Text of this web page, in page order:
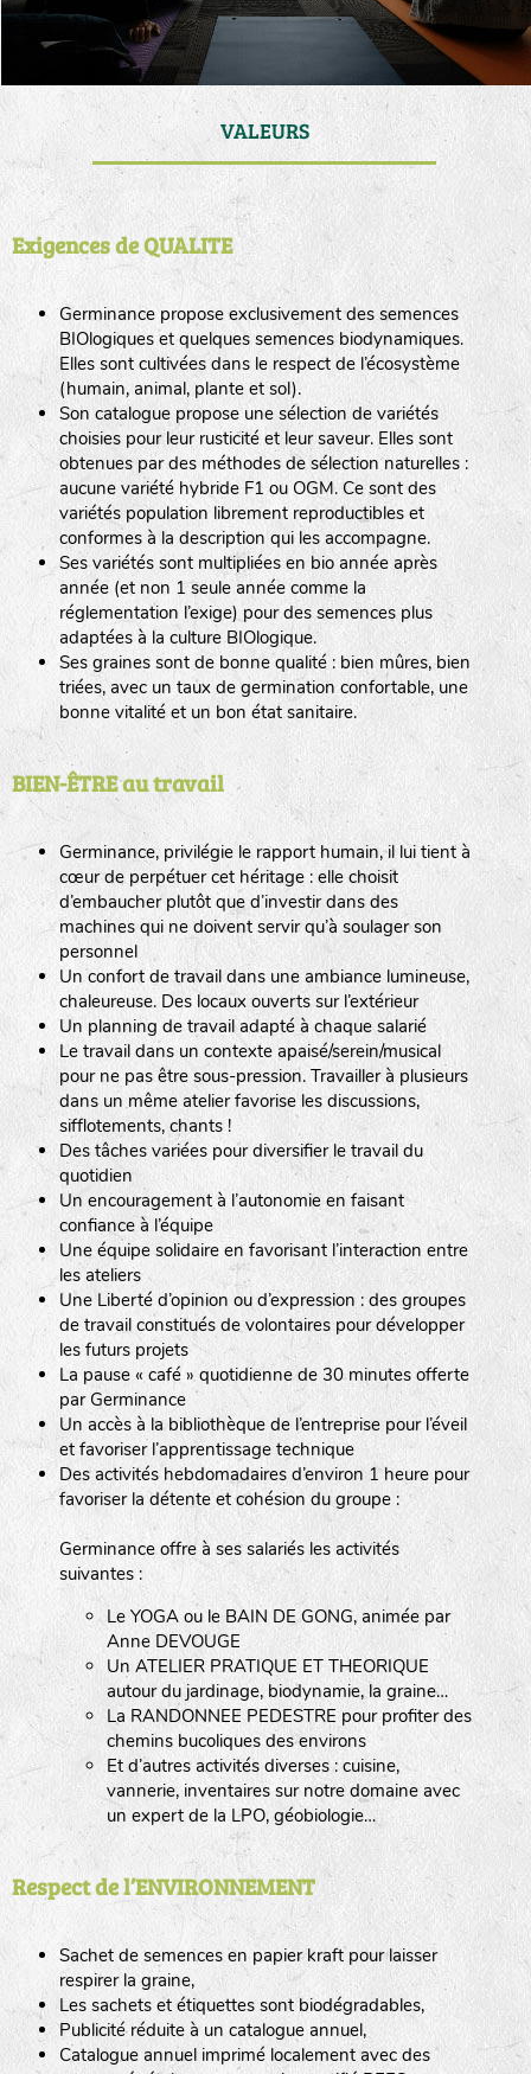
VALEURS
Exigences de QUALITE
Germinance propose exclusivement des semences
BIOlogiques et quelques semences biodynamiques.
Elles sont cultivées dans le respect de l’écosystème
(humain, animal, plante et sol).
Son catalogue propose une sélection de variétés
choisies pour leur rusticité et leur saveur. Elles sont
obtenues par des méthodes de sélection naturelles :
aucune variété hybride F1 ou OGM. Ce sont des
variétés population librement reproductibles et
conformes à la description qui les accompagne.
Ses variétés sont multipliées en bio année après
année (et non 1 seule année comme la
réglementation l’exige) pour des semences plus
adaptées à la culture BIOlogique.
Ses graines sont de bonne qualité : bien mûres, bien
triées, avec un taux de germination confortable, une
bonne vitalité et un bon état sanitaire.
BIEN-ÊTRE au travail
Germinance, privilégie le rapport humain, il lui tient à
cœur de perpétuer cet héritage : elle choisit
d’embaucher plutôt que d’investir dans des
machines qui ne doivent servir qu’à soulager son
personnel
Un confort de travail dans une ambiance lumineuse,
chaleureuse. Des locaux ouverts sur l’extérieur
Un planning de travail adapté à chaque salarié
Le travail dans un contexte apaisé/serein/musical
pour ne pas être sous-pression. Travailler à plusieurs
dans un même atelier favorise les discussions,
sifflotements, chants !
Des tâches variées pour diversifier le travail du
quotidien
Un encouragement à l’autonomie en faisant
confiance à l’équipe
Une équipe solidaire en favorisant l’interaction entre
les ateliers
Une Liberté d’opinion ou d’expression : des groupes
de travail constitués de volontaires pour développer
les futurs projets
La pause « café » quotidienne de 30 minutes offerte
par Germinance
Un accès à la bibliothèque de l’entreprise pour l’éveil
et favoriser l’apprentissage technique
Des activités hebdomadaires d’environ 1 heure pour
favoriser la détente et cohésion du groupe :
Germinance offre à ses salariés les activités
suivantes :
Le YOGA ou le BAIN DE GONG, animée par
Anne DEVOUGE
Un ATELIER PRATIQUE ET THEORIQUE
autour du jardinage, biodynamie, la graine…
La RANDONNEE PEDESTRE pour profiter des
chemins bucoliques des environs
Et d’autres activités diverses : cuisine,
vannerie, inventaires sur notre domaine avec
un expert de la LPO, géobiologie…
Respect de l’ENVIRONNEMENT
Sachet de semences en papier kraft pour laisser
respirer la graine,
Les sachets et étiquettes sont biodégradables,
Publicité réduite à un catalogue annuel,
Catalogue annuel imprimé localement avec des